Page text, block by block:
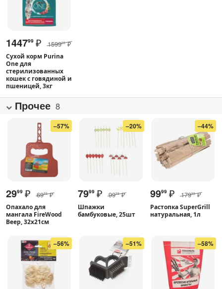
144799 ₽ 159900 ₽
Сухой корм Purina
One для
стерилизованных
кошек с говядиной и
пшеницей, 3кг
Прочее 8
–57%
2999 ₽ 6999 ₽
Опахало для
мангала FireWood
Веер, 32x21см
–20%
7999 ₽ 9999 ₽
Шпажки
бамбуковые, 25шт
–44%
9999 ₽ 17999 ₽
Растопка SuperGrill
натуральная, 1л
–56% –51% –58%